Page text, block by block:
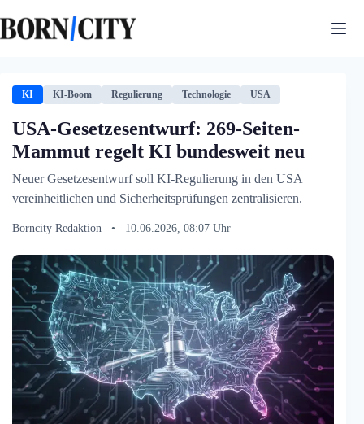
Inhalt
springen
KI KI-Boom Regulierung Technologie USA
USA-Gesetzesentwurf: 269-Seiten-
Mammut regelt KI bundesweit neu
Neuer Gesetzesentwurf soll KI-Regulierung in den USA
vereinheitlichen und Sicherheitsprüfungen zentralisieren.
Borncity Redaktion • 10.06.2026, 08:07 Uhr